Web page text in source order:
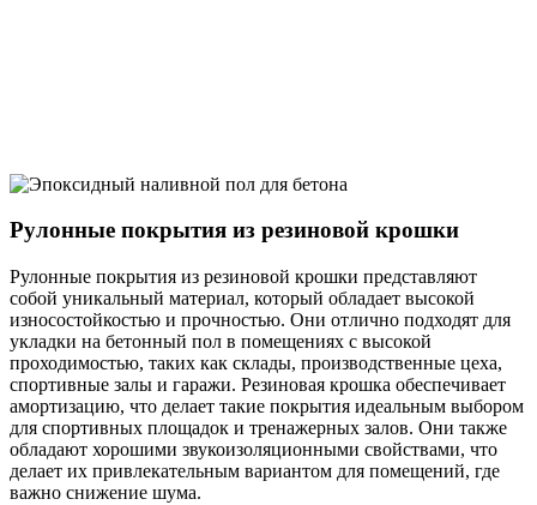
Рулонные покрытия из резиновой крошки
Рулонные покрытия из резиновой крошки представляют
собой уникальный материал, который обладает высокой
износостойкостью и прочностью. Они отлично подходят для
укладки на бетонный пол в помещениях с высокой
проходимостью, таких как склады, производственные цеха,
спортивные залы и гаражи. Резиновая крошка обеспечивает
амортизацию, что делает такие покрытия идеальным выбором
для спортивных площадок и тренажерных залов. Они также
обладают хорошими звукоизоляционными свойствами, что
делает их привлекательным вариантом для помещений, где
важно снижение шума.